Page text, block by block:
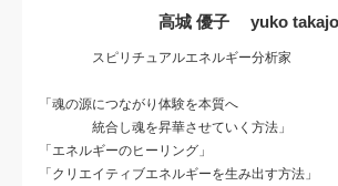
高城 優子 yuko takajo
スピリチュアルエネルギー分析家
「魂の源につながり体験を本質へ
統合し魂を昇華させていく方法」
「エネルギーのヒーリング」
「クリエイティブエネルギーを生み出す方法」